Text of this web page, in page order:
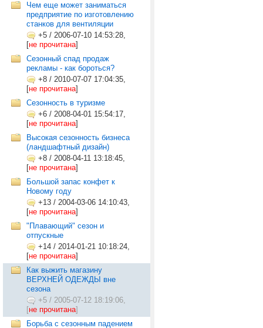
Чем еще может заниматься
предприятие по изготовлению
станков для вентиляции
+5 / 2006-07-10 14:53:28,
[не прочитана]
Сезонный спад продаж
рекламы - как бороться?
+8 / 2010-07-07 17:04:35,
[не прочитана]
Сезонность в туризме
+6 / 2008-04-01 15:54:17,
[не прочитана]
Высокая сезонность бизнеса
(ландшафтный дизайн)
+8 / 2008-04-11 13:18:45,
[не прочитана]
Большой запас конфет к
Новому году
+13 / 2004-03-06 14:10:43,
[не прочитана]
"Плавающий" сезон и
отпускные
+14 / 2014-01-21 10:18:24,
[не прочитана]
Как выжить магазину
ВЕРХНЕЙ ОДЕЖДЫ вне
сезона
+5 / 2005-07-12 18:19:06,
[не прочитана]
Борьба с сезонным падением